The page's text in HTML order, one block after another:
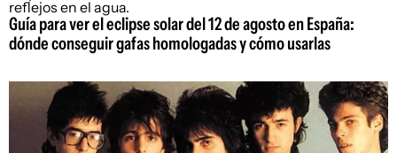
Guía para ver el eclipse solar del 12 de agosto en España:
dónde conseguir gafas homologadas y cómo usarlas